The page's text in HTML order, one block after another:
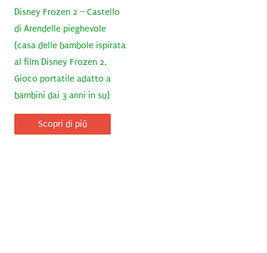
Disney Frozen 2 – Castello
di Arendelle pieghevole
(casa delle bambole ispirata
al film Disney Frozen 2,
Gioco portatile adatto a
bambini dai 3 anni in su)
Scopri di più